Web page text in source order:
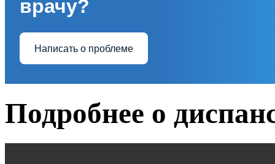
врачу?
Написать о проблеме
Подробнее о